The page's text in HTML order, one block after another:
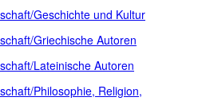
Geschichte und Kultur
Griechische Autoren
Lateinische Autoren
Philosophie, Religion,